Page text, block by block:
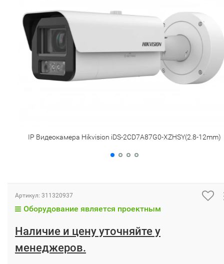
IP Видеокамера Hikvision iDS-2CD7A87G0-XZHSY(2.8-12mm)
Артикул: 311320937
Оборудование является проектным
Наличие и цену уточняйте у
менеджеров.